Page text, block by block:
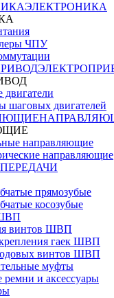
ЭЛЕКТРОНИКА
ЧПУ
шаговых двигателей
направляющие
направляющие
ПЕРЕДАЧИ
прямозубые
косозубые
винтов ШВП
гаек ШВП
винтов ШВП
муфты
ремни и аксессуары